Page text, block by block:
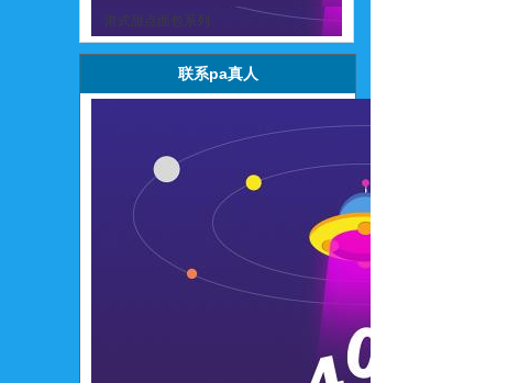
港式甜点面包系列
联系pa真人